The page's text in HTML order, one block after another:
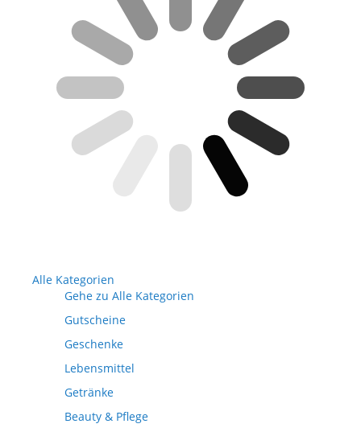
Alle Kategorien
Gehe zu Alle Kategorien
Gutscheine
Geschenke
Lebensmittel
Getränke
Beauty & Pflege